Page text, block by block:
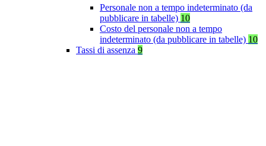
Personale non a tempo indeterminato (da
pubblicare in tabelle) 10
Costo del personale non a tempo
indeterminato (da pubblicare in tabelle) 10
Tassi di assenza 9